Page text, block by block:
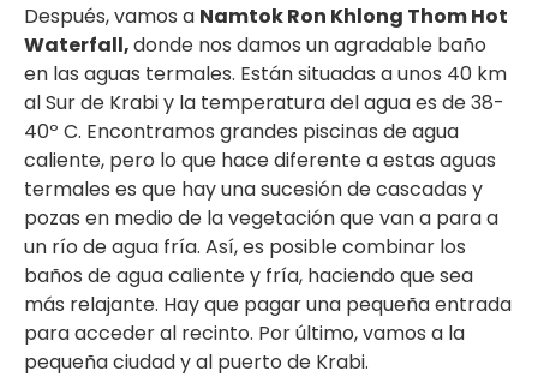
Después, vamos a Namtok Ron Khlong Thom Hot
Waterfall,donde nos damos un agradable baño
en las aguas termales. Están situadas a unos 40 km
al Sur de Krabi y la temperatura del agua es de 38-
40º C. Encontramos grandes piscinas de agua
caliente, pero lo que hace diferente a estas aguas
termales es que hay una sucesión de cascadas y
pozas en medio de la vegetación que van a para a
un río de agua fría. Así, es posible combinar los
baños de agua caliente y fría, haciendo que sea
más relajante. Hay que pagar una pequeña entrada
para acceder al recinto. Por último, vamos a la
pequeña ciudad y al puerto de Krabi.